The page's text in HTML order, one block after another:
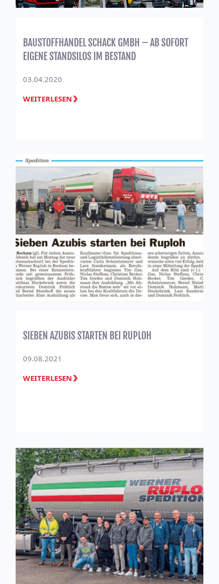
BAUSTOFFHANDEL SCHACK GMBH – AB SOFORT
EIGENE STANDSILOS IM BESTAND
03.04.2020
WEITERLESEN
SIEBEN AZUBIS STARTEN BEI RUPLOH
09.08.2021
WEITERLESEN